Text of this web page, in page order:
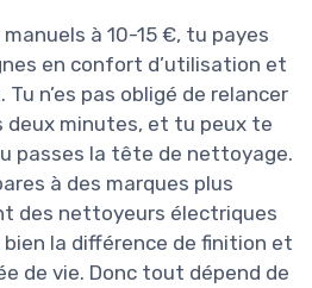
à 10-15 €, tu payes
en confort d’utilisation et
n’es pas obligé de relancer
deux minutes, et tu peux te
passes la tête de nettoyage.
à des marques plus
des nettoyeurs électriques
la différence de finition et
de vie. Donc tout dépend de